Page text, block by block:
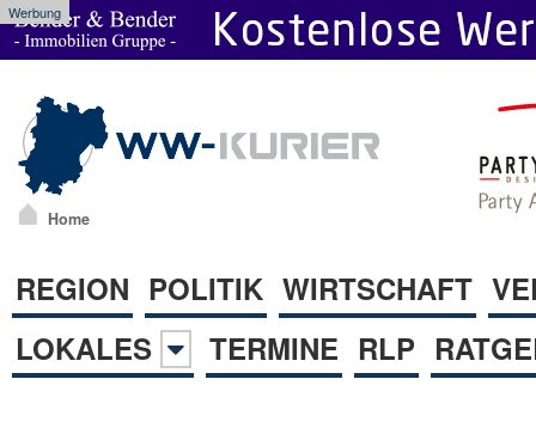
Werbung
Home
REGION POLITIK WIRTSCHAFT
LOKALES
TERMINE RLP